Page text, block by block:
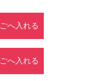
へ入れる
へ入れる